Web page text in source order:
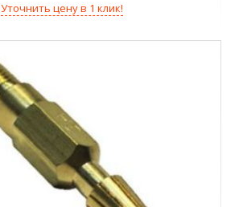
Уточнить цену в 1 клик!